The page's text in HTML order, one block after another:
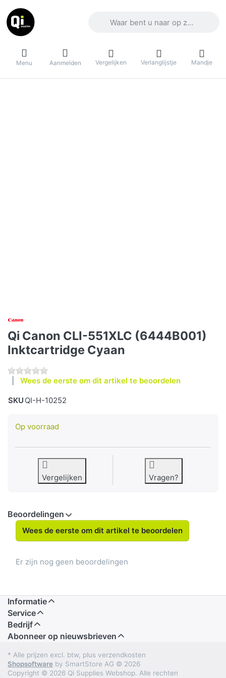
Menu Aanmelden Vergelijken Verlanglijstje Mandje
Qi Canon CLI-551XLC (6444B001)
Inktcartridge Cyaan
Wees de eerste om dit artikel te beoordelen
SKU QI-H-10252
Op voorraad
Vergelijken Vragen?
Beoordelingen
Wees de eerste om dit artikel te beoordelen
Er zijn nog geen beoordelingen
Informatie
Service
Bedrijf
Abonneer op nieuwsbrieven
* Alle prijzen excl. btw, plus verzendkosten
Shopsoftware by SmartStore AG © 2026
Copyright © 2026 Qi Supplies Webshop. Alle rechten